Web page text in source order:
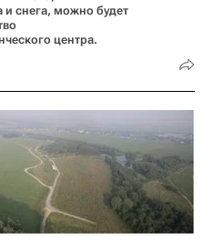
снега, можно будет
центра.